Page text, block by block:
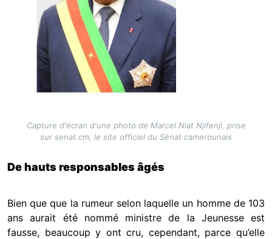
Capture d'écran d'une photo de Marcel Niat Njifenji, prise
sur senat.cm, le site officiel du Sénat camerounais
De hauts responsables âgés
Bien que que la rumeur selon laquelle un homme de 103
ans aurait été nommé ministre de la Jeunesse est
fausse, beaucoup y ont cru, cependant, parce qu’elle